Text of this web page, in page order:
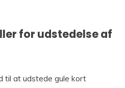
for udstedelse af
til at udstede gule kort